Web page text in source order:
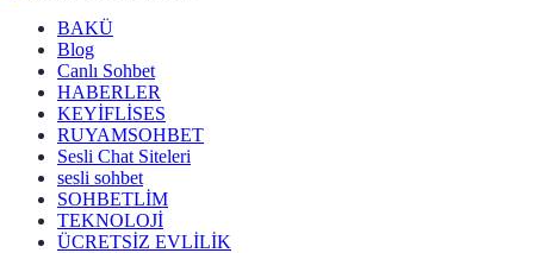
BAKÜ
Blog
Canlı Sohbet
HABERLER
KEYİFLİSES
RUYAMSOHBET
Sesli Chat Siteleri
sesli sohbet
SOHBETLİM
TEKNOLOJİ
ÜCRETSİZ EVLİLİK